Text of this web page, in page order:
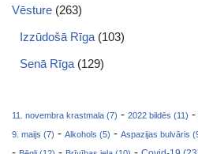
Vēsture (263)
Izzūdošā Rīga (103)
Senā Rīga (129)
11. novembra krastmala (7) - 2022 bildēs (11) -
9. maijs (7) - Alkohols (5) - Aspazijas bulvāris